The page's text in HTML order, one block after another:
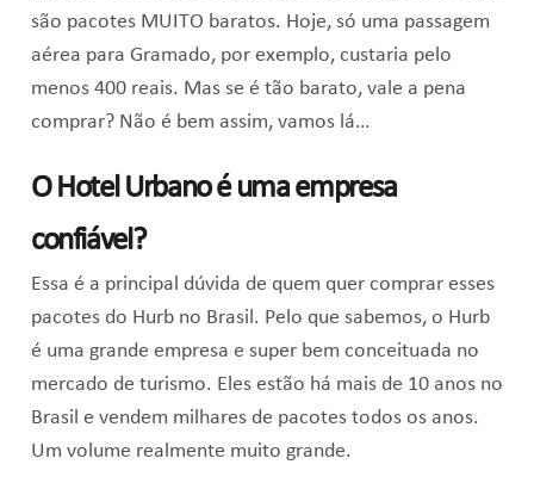
são pacotes MUITO baratos. Hoje, só uma passagem
aérea para Gramado, por exemplo, custaria pelo
menos 400 reais. Mas se é tão barato, vale a pena
comprar? Não é bem assim, vamos lá…
O Hotel Urbano é uma empresa
confiável?
Essa é a principal dúvida de quem quer comprar esses
pacotes do Hurb no Brasil. Pelo que sabemos, o Hurb
é uma grande empresa e super bem conceituada no
mercado de turismo. Eles estão há mais de 10 anos no
Brasil e vendem milhares de pacotes todos os anos.
Um volume realmente muito grande.